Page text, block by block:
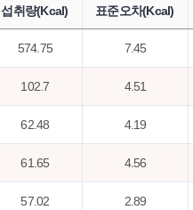
섭취량(Kcal) 표준오차(Kcal)
574.75 7.45
102.7 4.51
62.48 4.19
61.65 4.56
57.02 2.89